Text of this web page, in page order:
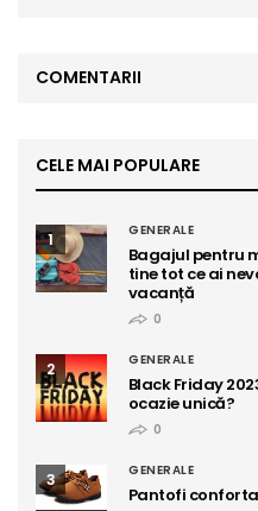
COMENTARII
CELE MAI POPULARE
1 GENERALE
Bagajul pentru
tine tot ce ai
vacanță
0
2 GENERALE
Black Friday
ocazie unică?
0
3 GENERALE
Pantofi